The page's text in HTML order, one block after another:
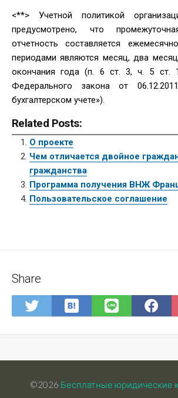
<**> Учетной политикой
предусмотрено, что
отчетность составляется
периодами являются месяц, два
окончания года (п. 6 ст. 3, ч. 5 ст.
Федерального закона от
бухгалтерском учете»).
Related Posts:
О проекте
Чем отличается двойное
гражданства
Программа получения ВНЖ
Пользовательское соглашение
Share
Share
on
Save
to
Share
on
©2026 Бесплатные юридические